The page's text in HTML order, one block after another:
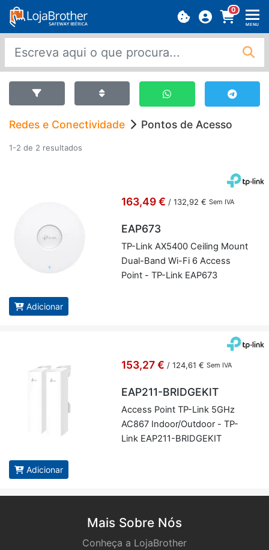
0
MENU
Redes e Conectividade Pontos de Acesso
1-2 de 2 resultados
163,49 € / 132,92 € Sem IVA
EAP673
TP-Link AX5400 Cei­ling Mount
Dual-Band Wi-Fi 6 Ac­cess
Point - TP-Link EAP673
Adicionar
153,27 € / 124,61 € Sem IVA
EAP211-BRIDGEKIT
Ac­cess Point TP-Link 5GHz
AC867 In­door/Out­door - TP-
Link EAP211-BRID­GEKIT
Adicionar
Mais Sobre Nós
Conheça a LojaBrother